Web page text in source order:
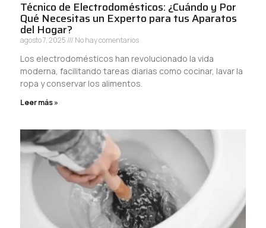
Técnico de Electrodomésticos: ¿Cuándo y Por
Qué Necesitas un Experto para tus Aparatos
del Hogar?
agosto 7, 2025 No hay comentarios
Los electrodomésticos han revolucionado la vida
moderna, facilitando tareas diarias como cocinar, lavar la
ropa y conservar los alimentos.
Leer más »